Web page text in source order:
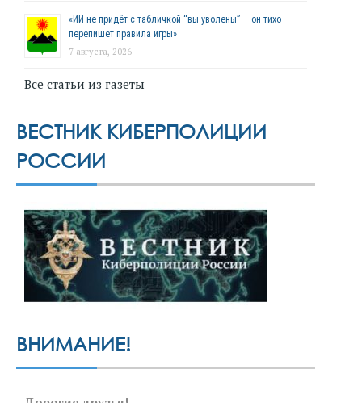
«ИИ не придёт с табличкой “вы уволены” — он тихо
перепишет правила игры»
7 августа, 2026
Все статьи из газеты
ВЕСТНИК КИБЕРПОЛИЦИИ
РОССИИ
ВНИМАНИЕ!